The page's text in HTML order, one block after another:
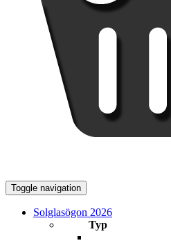
Toggle navigation
Solglasögon 2026
Typ